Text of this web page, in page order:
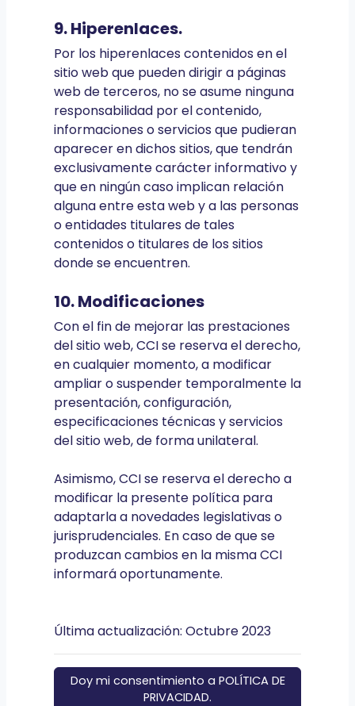
9. Hiperenlaces.
Por los hiperenlaces contenidos en el
sitio web que pueden dirigir a páginas
web de terceros, no se asume ninguna
responsabilidad por el contenido,
informaciones o servicios que pudieran
aparecer en dichos sitios, que tendrán
exclusivamente carácter informativo y
que en ningún caso implican relación
alguna entre esta web y a las personas
o entidades titulares de tales
contenidos o titulares de los sitios
donde se encuentren.
10. Modificaciones
Con el fin de mejorar las prestaciones
del sitio web, CCI se reserva el derecho,
en cualquier momento, a modificar
ampliar o suspender temporalmente la
presentación, configuración,
especificaciones técnicas y servicios
del sitio web, de forma unilateral.
Asimismo, CCI se reserva el derecho a
modificar la presente política para
adaptarla a novedades legislativas o
jurisprudenciales. En caso de que se
produzcan cambios en la misma CCI
informará oportunamente.
Última actualización: Octubre 2023
Doy mi consentimiento a POLÍTICA DE
PRIVACIDAD.